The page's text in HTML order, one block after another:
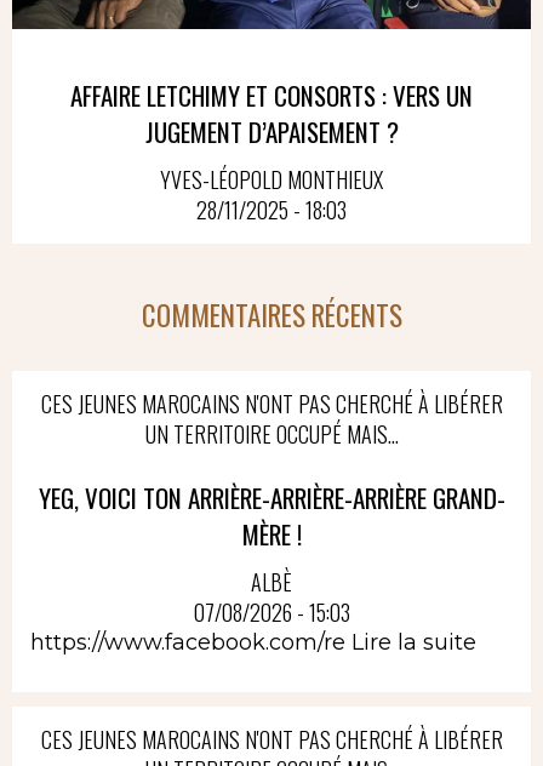
AFFAIRE LETCHIMY ET CONSORTS : VERS UN
JUGEMENT D’APAISEMENT ?
YVES-LÉOPOLD MONTHIEUX
28/11/2025 - 18:03
COMMENTAIRES RÉCENTS
CES JEUNES MAROCAINS N'ONT PAS CHERCHÉ À LIBÉRER
UN TERRITOIRE OCCUPÉ MAIS...
YEG, VOICI TON ARRIÈRE-ARRIÈRE-ARRIÈRE GRAND-
MÈRE !
ALBÈ
07/08/2026 - 15:03
https://www.facebook.com/re Lire la suite
CES JEUNES MAROCAINS N'ONT PAS CHERCHÉ À LIBÉRER